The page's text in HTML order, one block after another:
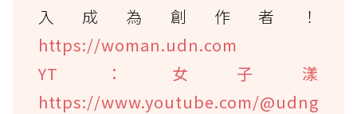
入成為創作者！
https://woman.udn.com
YT：女子漾
https://www.youtube.com/@udng